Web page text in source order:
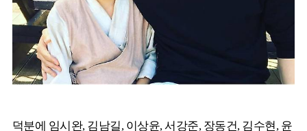
덕분에 임시완, 김남길, 이상윤, 서강준, 장동건, 김수현, 윤